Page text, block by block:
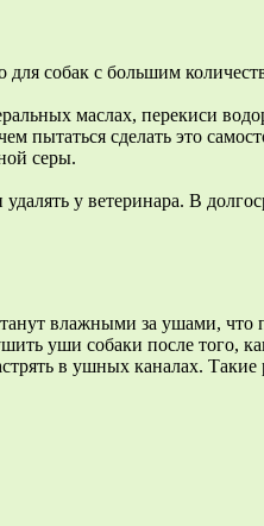
собак с большим
маслах, перекиси
пытаться сделать это
серы.
у ветеринара. В
влажными за ушами,
уши собаки после того,
в ушных каналах.